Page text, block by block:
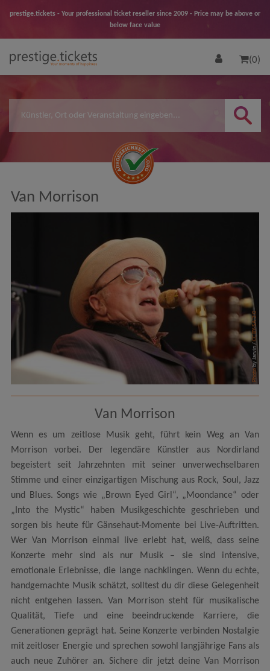
prestige.tickets - Your professional ticket reseller since 2009 - Price may be above or
below face value
(0)
Van Morrison
Photo
by Jarvin /
CC BY-SA 3.0
Van Morrison
Wenn es um zeitlose Musik geht, führt kein Weg an Van
Morrison vorbei. Der legendäre Künstler aus Nordirland
begeistert seit Jahrzehnten mit seiner unverwechselbaren
Stimme und einer einzigartigen Mischung aus Rock, Soul, Jazz
und Blues. Songs wie „Brown Eyed Girl“, „Moondance“ oder
„Into the Mystic“ haben Musikgeschichte geschrieben und
sorgen bis heute für Gänsehaut-Momente bei Live-Auftritten.
Wer Van Morrison einmal live erlebt hat, weiß, dass seine
Konzerte mehr sind als nur Musik – sie sind intensive,
emotionale Erlebnisse, die lange nachklingen. Wenn du echte,
handgemachte Musik schätzt, solltest du dir diese Gelegenheit
nicht entgehen lassen. Van Morrison steht für musikalische
Qualität, Tiefe und eine beeindruckende Karriere, die
Generationen geprägt hat. Seine Konzerte verbinden Nostalgie
mit zeitloser Energie und sprechen sowohl langjährige Fans als
auch neue Zuhörer an. Sichere dir jetzt deine Van Morrison